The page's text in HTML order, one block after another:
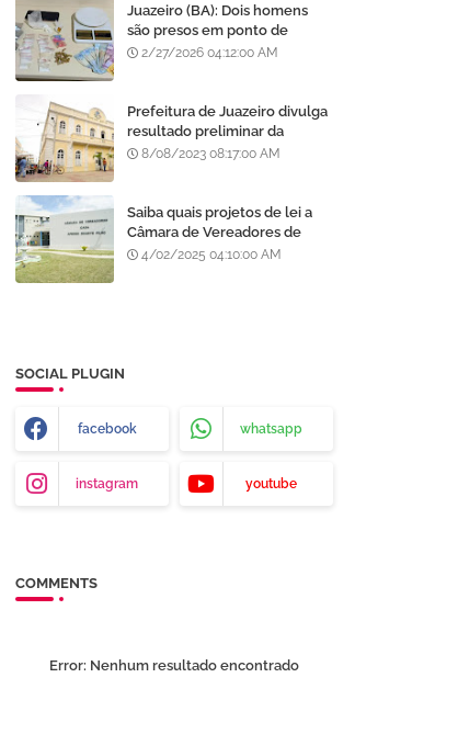
Juazeiro (BA): Dois homens
são presos em ponto de
tráfico de drogas no bairro
2/27/2026 04:12:00 AM
Prefeitura de Juazeiro divulga
resultado preliminar da
análise de currículos do
8/08/2023 08:17:00 AM
Saiba quais projetos de lei a
Câmara de Vereadores de
Juazeiro aprovou
4/02/2025 04:10:00 AM
SOCIAL PLUGIN
facebook whatsapp
instagram youtube
COMMENTS
Error: Nenhum resultado encontrado